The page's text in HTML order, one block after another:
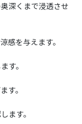
深くまで浸透させ
感を与えます。
す。
す。
ます。